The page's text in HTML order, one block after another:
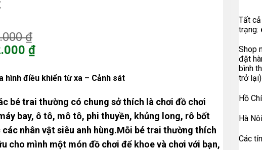
₫
165.000 ₫.
₫
₫.
hình điều khiển từ xa – Cảnh sát
bé trai thường có chung sở thích là chơi đồ chơi
bay, ô tô, mô tô, phi thuyền, khủng long, rô bốt
các nhân vật siêu anh hùng.Mỗi bé trai thường thích
cho mình một món đồ chơi để khoe và chơi với bạn,
Tất
trạng:
Shop
đặt
bình
trở lại)
Hồ
Hà
Các